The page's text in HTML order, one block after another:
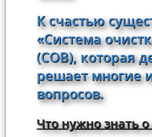
К счастью
«Система
(СОВ), которая
решает многие
вопросов.
Что нужно знать